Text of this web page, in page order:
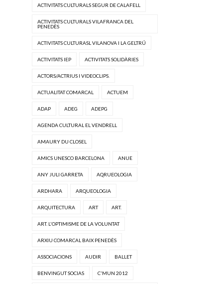
ACTIVITATS CULTURALS SEGUR DE CALAFELL
ACTIVITATS CULTURALS VILAFRANCA DEL
PENEDÈS
ACTIVITATS CULTURASL VILANOVA I LA GELTRÚ
ACTIVITATS IEP ACTIVITATS SOLIDÀRIES
ACTORS/ACTRIUS I VIDEOCLIPS.
ACTUALITAT COMARCAL ACTUEM
ADAP ADEG ADEPG
AGENDA CULTURAL EL VENDRELL
AMAURY DU CLOSEL
AMICS UNESCO BARCELONA ANUE
ANY JULI GARRETA AQRUEOLOGIA
ARDHARA ARQUEOLOGIA
ARQUITECTURA ART ART.
ART. L'OPTIMISME DE LA VOLUNTAT
ARXIU COMARCAL BAIX PENEDÈS
ASSOCIACIONS AUDIR BALLET
BENVINGUT SOCIAS C'MUN 2012